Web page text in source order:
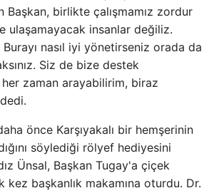
Başkan, birlikte çalışmamız zordur
ulaşamayacak insanlar değiliz.
nasıl iyi yönetirseniz orada da
Siz de bize destek
her zaman arayabilirim, biraz
dedi.
önce Karşıyakalı bir hemşerinin
söylediği rölyef hediyesini
Ünsal, Başkan Tugay'a çiçek
başkanlık makamına oturdu. Dr.